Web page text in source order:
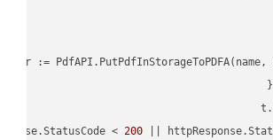
err :=
< 200 ||